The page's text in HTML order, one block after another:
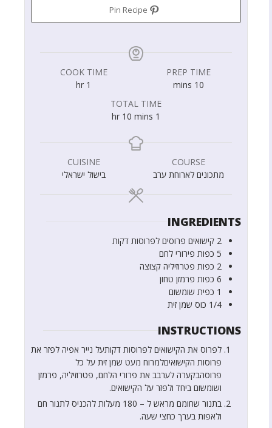
PREP TIME
10
mins
COOK TIME
1
hr
TOTAL TIME
1
hr 10 mins
COURSE
מתכונים לארוחת ערב
CUISINE
בישול ישראלי
INGREDIENTS
2 קישואים פרוסים לפרוסות דקות
5 כפות פירורי לחם
2 כפות פטרוזיליה קצוצה
6 כפות פרמזן טחון
1 כפית שומשום
1/4 כוס שמן זית
INSTRUCTIONS
לפרוס את הקישואים לפרוסות דקותעל נייר אפיה לפזר את
פרוסות הקישואיםלמרוח מעט שמן זית על כל
פרוסהבקערה לערבב את פרורי הלחם, פטרוזיליה, פרמזן
ושומשום ביחד ולפזר על הקישואים.
בתנור שחומם מראש ל – 180 מעלות להכניס לתנור חם
ולאפות בערך כחצי שעה.